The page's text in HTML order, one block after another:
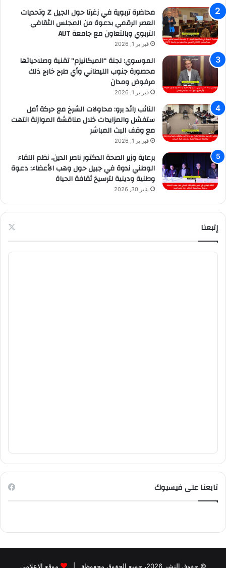
محاضرة تربوية في زغرتا حول الجيل Z وتحديات
العصر الرقمي بدعوة من المجلس الثقافي
التربوي وبالتعاون مع جامعة AUT
فبراير 1, 2026
الموسوي: لجنة “الميكانيزم” تقنية وصلاحياتها
محصورة جنوب الليطاني وأي طرح خارج ذلك
مرفوض ومدان
فبراير 1, 2026
النائب رائد برو: محاولات الشرخ مع حركة أمل
ستفشل والمزايدات خلال مناقشة الموازنة انتهت
مع وقف البث المباشر
فبراير 1, 2026
برعاية وزير الصحة الدكتور ناصر الدين، نظم اللقاء
الوطني ندوة في جبيل حول وهب الأعضاء: دعوة
وطنية ودينية لترسيخ ثقافة الحياة
يناير 30, 2026
إتبعنا
تابعنا على فيسبوك
© حقوق النشر 2026، جميع الحقوق محفوظة | موقع الاعلامي